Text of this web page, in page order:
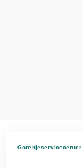
Gorenjeservicecenter